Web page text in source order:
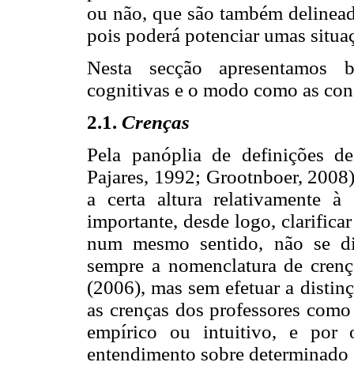
ou não, que são também
pois poderá potenciar umas
Nesta secção apresentamos
cognitivas e o modo como as
2.1. Crenças
Pela panóplia de definições
Pajares, 1992; Grootnboer,
a certa altura relativamente à
importante, desde logo,
num mesmo sentido, não se
sempre a nomenclatura de
(2006), mas sem efetuar a
as crenças dos professores
empírico ou intuitivo, e por
entendimento sobre